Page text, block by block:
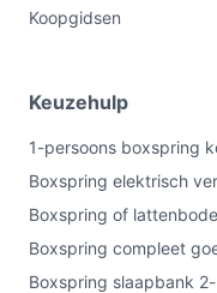
Koopgidsen
Keuzehulp
1-persoons boxspring
Boxspring elektrisch
Boxspring of
Boxspring compleet
Boxspring slaapbank